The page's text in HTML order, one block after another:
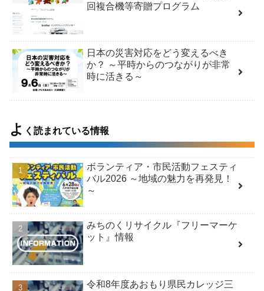
回複合機等寄贈プログラム
日本の災害対応をどう変えるべき
か？ ～平時からのつながりが非常
時に活きる～
よ く読まれている情報
ボランティア・市民活動フェスティ
バル2026 ～地域の魅力を再発見！
～
みちのくリサイクル『フリーマーケ
ット』情報
令和8年度あおもり県民カレッジ三